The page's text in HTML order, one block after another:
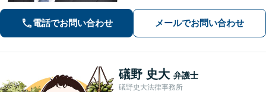
ます。弁護士があなたの権利を守るた
め、誠実にサポート。 【刑事・事故・
相続・労災・離婚・不動産・企業法
務】
電話でお問い合わせ メールでお問い合わせ
礒野 史大 弁護士
礒野史大法律事務所